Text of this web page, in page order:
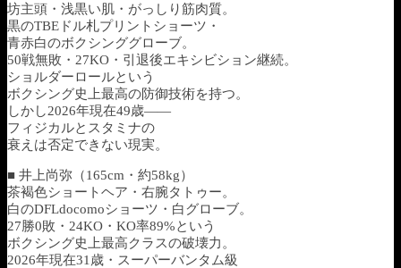
坊主頭・浅黒い肌・がっしり筋肉質。
黒のTBEドル札プリントショーツ・
青赤白のボクシンググローブ。
50戦無敗・27KO・引退後エキシビション継続。
ショルダーロールという
ボクシング史上最高の防御技術を持つ。
しかし2026年現在49歳——
フィジカルとスタミナの
衰えは否定できない現実。
■ 井上尚弥（165cm・約58kg）
茶褐色ショートヘア・右腕タトゥー。
白のDFLdocomoショーツ・白グローブ。
27勝0敗・24KO・KO率89%という
ボクシング史上最高クラスの破壊力。
2026年現在31歳・スーパーバンタム級